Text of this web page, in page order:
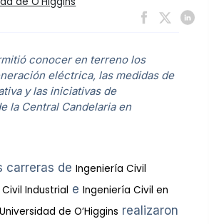
conocer en terreno los
eléctrica, las medidas de
y las iniciativas de
la Central Candelaria en
carreras de Ingeniería Civil
Industrial e Ingeniería Civil en
Universidad de O’Higgins realizaron